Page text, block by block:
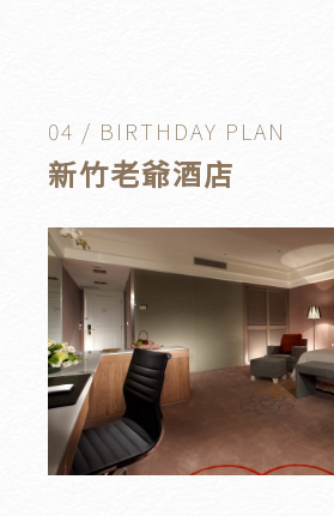
04 / BIRTHDAY PLAN
新竹老爺酒店